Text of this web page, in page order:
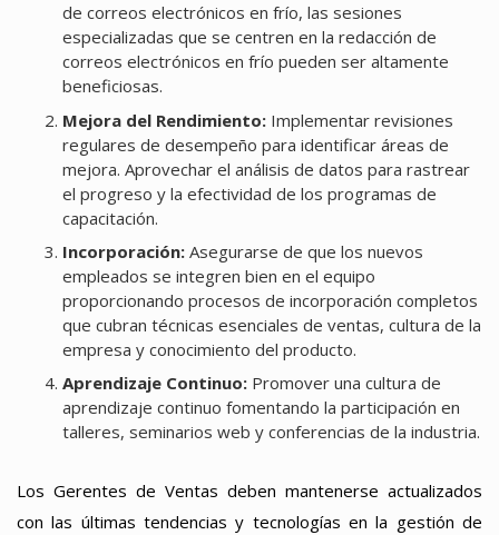
de correos electrónicos en frío, las sesiones
especializadas que se centren en la redacción de
correos electrónicos en frío pueden ser altamente
beneficiosas.
Mejora del Rendimiento:Implementar revisiones
regulares de desempeño para identificar áreas de
mejora. Aprovechar el análisis de datos para rastrear
el progreso y la efectividad de los programas de
capacitación.
Incorporación:Asegurarse de que los nuevos
empleados se integren bien en el equipo
proporcionando procesos de incorporación completos
que cubran técnicas esenciales de ventas, cultura de la
empresa y conocimiento del producto.
Aprendizaje Continuo:Promover una cultura de
aprendizaje continuo fomentando la participación en
talleres, seminarios web y conferencias de la industria.
Los Gerentes de Ventas deben mantenerse actualizados
con las últimas tendencias y tecnologías en la gestión de